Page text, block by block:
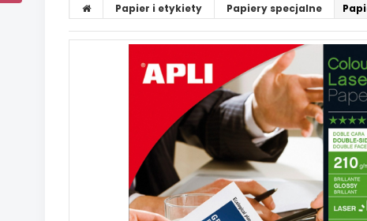
Papier i etykiety Papiery specjalne